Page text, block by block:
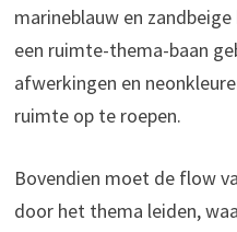
marineblauw en
een ruimte-thema-baan
afwerkingen en
ruimte op te roepen.
Bovendien moet de flow
door het thema leiden,